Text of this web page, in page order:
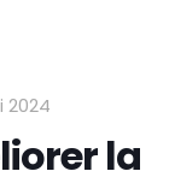
2024
la